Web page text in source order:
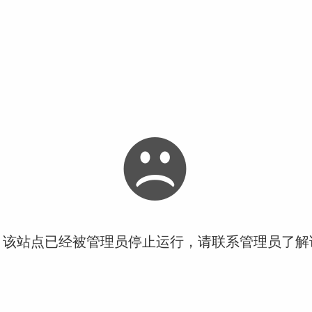
站点已经被管理员停止运行，请联系管理员了